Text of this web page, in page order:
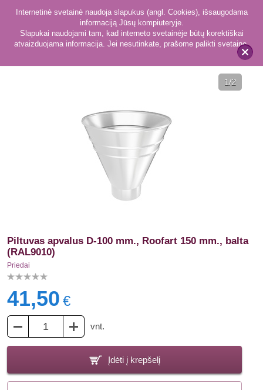
x
Internetinė svetainė naudoja slapukus (angl. Cookies), išsaugodama
informaciją Jūsų kompiuteryje.
Slapukai naudojami tam, kad interneto svetainėje būtų korektiškai
atvaizduojama informacija. Jei nesutinkate, prašome palikti svetainę.
Priedai 217
1/2
Piltuvas apvalus D-100 mm., Roofart 150 mm., balta
(RAL9010)
Priedai
41,50 €
vnt.
Įdėti į krepšelį